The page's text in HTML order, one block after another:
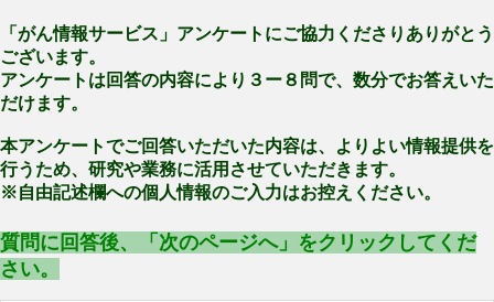
「がん情報サービス」アンケートにご協力くださりありがとう
ございます。
アンケートは回答の内容により３ー８問で、数分でお答えいた
だけます。
本アンケートでご回答いただいた内容は、よりよい情報提供を
行うため、研究や業務に活用させていただきます。
※自由記述欄への個人情報のご入力はお控えください。
質問に回答後、「次のページへ」をクリックしてくだ
さい。